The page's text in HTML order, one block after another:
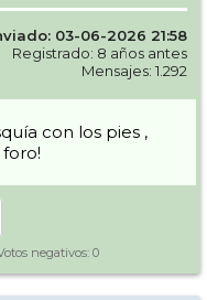
03-06-2026 21:58
Registrado: 8 años antes
Mensajes: 1.292
con los pies ,
negativos: 0